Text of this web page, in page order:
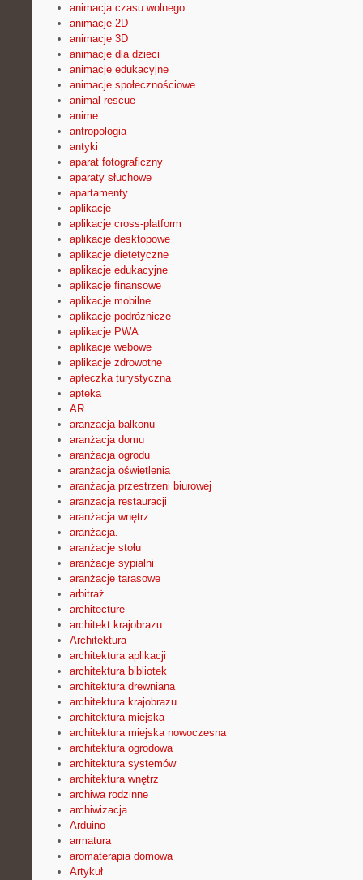
animacja czasu wolnego
animacje 2D
animacje 3D
animacje dla dzieci
animacje edukacyjne
animacje społecznościowe
animal rescue
anime
antropologia
antyki
aparat fotograficzny
aparaty słuchowe
apartamenty
aplikacje
aplikacje cross-platform
aplikacje desktopowe
aplikacje dietetyczne
aplikacje edukacyjne
aplikacje finansowe
aplikacje mobilne
aplikacje podróżnicze
aplikacje PWA
aplikacje webowe
aplikacje zdrowotne
apteczka turystyczna
apteka
AR
aranżacja balkonu
aranżacja domu
aranżacja ogrodu
aranżacja oświetlenia
aranżacja przestrzeni biurowej
aranżacja restauracji
aranżacja wnętrz
aranżacja.
aranżacje stołu
aranżacje sypialni
aranżacje tarasowe
arbitraż
architecture
architekt krajobrazu
Architektura
architektura aplikacji
architektura bibliotek
architektura drewniana
architektura krajobrazu
architektura miejska
architektura miejska nowoczesna
architektura ogrodowa
architektura systemów
architektura wnętrz
archiwa rodzinne
archiwizacja
Arduino
armatura
aromaterapia domowa
Artykuł